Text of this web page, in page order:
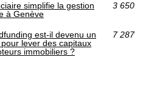
simplifie la gestion
à Genève
3 650
est-il devenu un
lever des capitaux
immobiliers ?
7 287